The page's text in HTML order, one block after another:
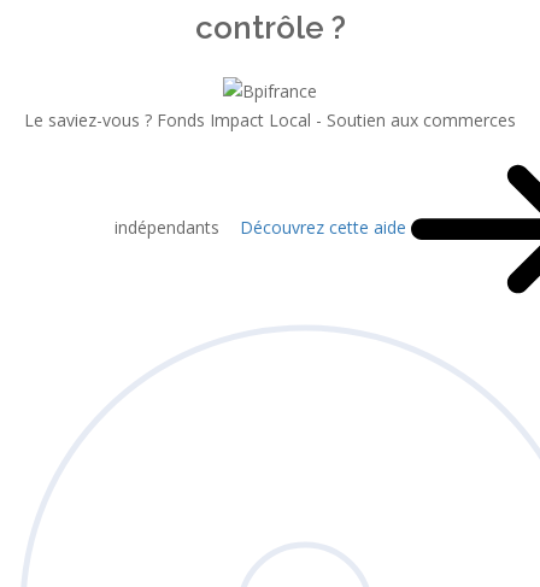
contrôle ?
Le saviez-vous ? Fonds Impact Local - Soutien aux commerces
indépendants Découvrez cette aide